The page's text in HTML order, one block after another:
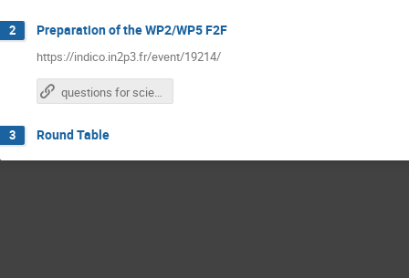
2 Preparation of the WP2/WP5 F2F
https://indico.in2p3.fr/event/19214/
questions for science projecs
3 Round Table